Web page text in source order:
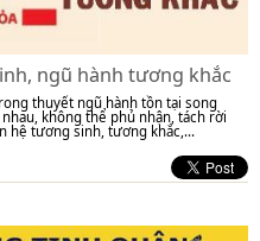
ngũ hành tương khắc
thuyết ngũ hành tồn tại song
không thể phủ nhận, tách rời
hệ tương sinh, tương khắc,...